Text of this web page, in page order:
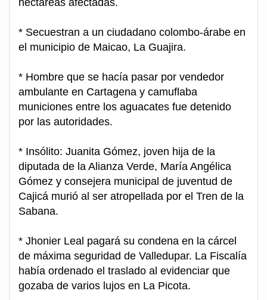
hectáreas afectadas.
* Secuestran a un ciudadano colombo-árabe en
el municipio de Maicao, La Guajira.
* Hombre que se hacía pasar por vendedor
ambulante en Cartagena y camuflaba
municiones entre los aguacates fue detenido
por las autoridades.
* Insólito: Juanita Gómez, joven hija de la
diputada de la Alianza Verde, María Angélica
Gómez y consejera municipal de juventud de
Cajicá murió al ser atropellada por el Tren de la
Sabana.
* Jhonier Leal pagará su condena en la cárcel
de máxima seguridad de Valledupar. La Fiscalía
había ordenado el traslado al evidenciar que
gozaba de varios lujos en La Picota.